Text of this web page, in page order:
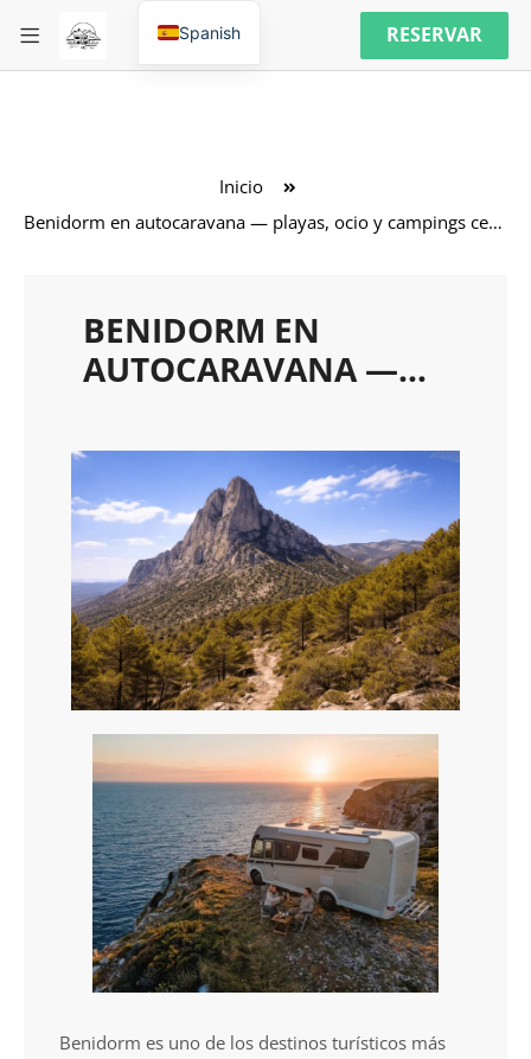
RESERVAR
Inicio
Benidorm en autocaravana — playas, ocio y campings cerca del mar
BENIDORM EN
AUTOCARAVANA —
LIBERTAD DE RUTA
Benidorm es uno de los destinos turísticos más
Spanish